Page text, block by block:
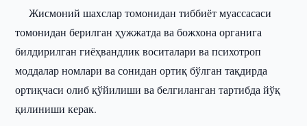
Жисмоний шахслар томонидан тиббиёт муассасаси
томонидан берилган ҳужжатда ва божхона органига
билдирилган гиёҳвандлик воситалари ва психотроп
моддалар номлари ва сонидан ортиқ бўлган тақдирда
ортиқчаси олиб қўйилиши ва белгиланган тартибда йўқ
қилиниши керак.